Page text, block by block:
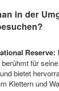
in der
Reserve:
für
bietet
Klettern und